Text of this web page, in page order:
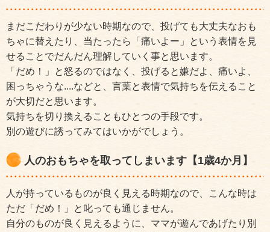
まだこだわりが少ない時期なので、投げても大丈夫なおも
ちゃに替えたり、当たったら「痛いよー」という表情を見
せることでだんだん理解していく事と思います。
「だめ！」と怒るのではなく、投げると嫌だよ、痛いよ、
困っちゃうな....などと、言葉と表情で気持ちを伝えること
が大切だと思います。
気持ちを切り換えることもひとつの手段です。
別の遊びに誘ってみてはいかがでしょう。
人のおもちゃを取ってしまいます【1歳4か月】
人が持っているものが良く見える時期なので、こんな時は
ただ「だめ！」と叱っても通じません。
自分のものが良く見えるように、ママが遊んであげたり別